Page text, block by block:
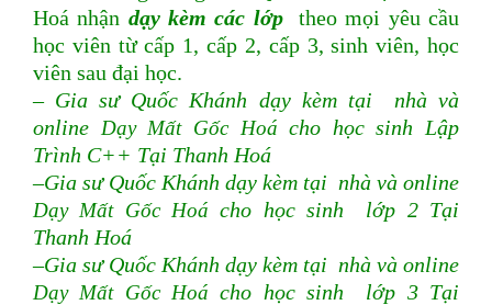
Hoá nhận dạy kèm các lớp
theo mọi yêu cầu
học viên từ cấp 1, cấp 2, cấp 3, sinh viên, học
viên sau đại học.
– Gia sư Quốc Khánh dạy kèm tại nhà và
online Dạy Mất Gốc Hoácho học sinh Lập
Trình C++ Tại Thanh Hoá
–Gia sư Quốc Khánh dạy kèm tại nhà và online
Dạy Mất Gốc Hoácho học sinh lớp 2 Tại
Thanh Hoá
–Gia sư Quốc Khánh dạy kèm tại nhà và online
Dạy Mất Gốc Hoácho học sinh lớp 3 Tại